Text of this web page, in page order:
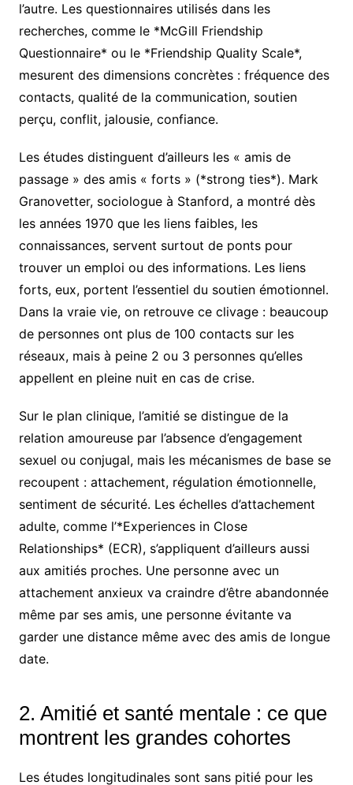
l’autre. Les questionnaires utilisés dans les
recherches, comme le *McGill Friendship
Questionnaire* ou le *Friendship Quality Scale*,
mesurent des dimensions concrètes : fréquence des
contacts, qualité de la communication, soutien
perçu, conflit, jalousie, confiance.
Les études distinguent d’ailleurs les « amis de
passage » des amis « forts » (*strong ties*). Mark
Granovetter, sociologue à Stanford, a montré dès
les années 1970 que les liens faibles, les
connaissances, servent surtout de ponts pour
trouver un emploi ou des informations. Les liens
forts, eux, portent l’essentiel du soutien émotionnel.
Dans la vraie vie, on retrouve ce clivage : beaucoup
de personnes ont plus de 100 contacts sur les
réseaux, mais à peine 2 ou 3 personnes qu’elles
appellent en pleine nuit en cas de crise.
Sur le plan clinique, l’amitié se distingue de la
relation amoureuse par l’absence d’engagement
sexuel ou conjugal, mais les mécanismes de base se
recoupent : attachement, régulation émotionnelle,
sentiment de sécurité. Les échelles d’attachement
adulte, comme l’*Experiences in Close
Relationships* (ECR), s’appliquent d’ailleurs aussi
aux amitiés proches. Une personne avec un
attachement anxieux va craindre d’être abandonnée
même par ses amis, une personne évitante va
garder une distance même avec des amis de longue
date.
2. Amitié et santé mentale : ce que
montrent les grandes cohortes
Les études longitudinales sont sans pitié pour les